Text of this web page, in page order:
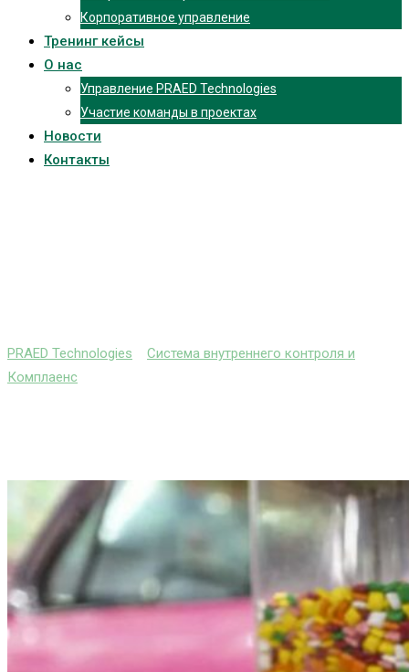
Корпоративное управление
Тренинг кейсы
О нас
Управление PRAED Technologies
Участие команды в проектах
Новости
Контакты
PRAED Technologies
Система внутреннего контроля и
Комплаенс